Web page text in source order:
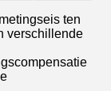
ten
verschillende